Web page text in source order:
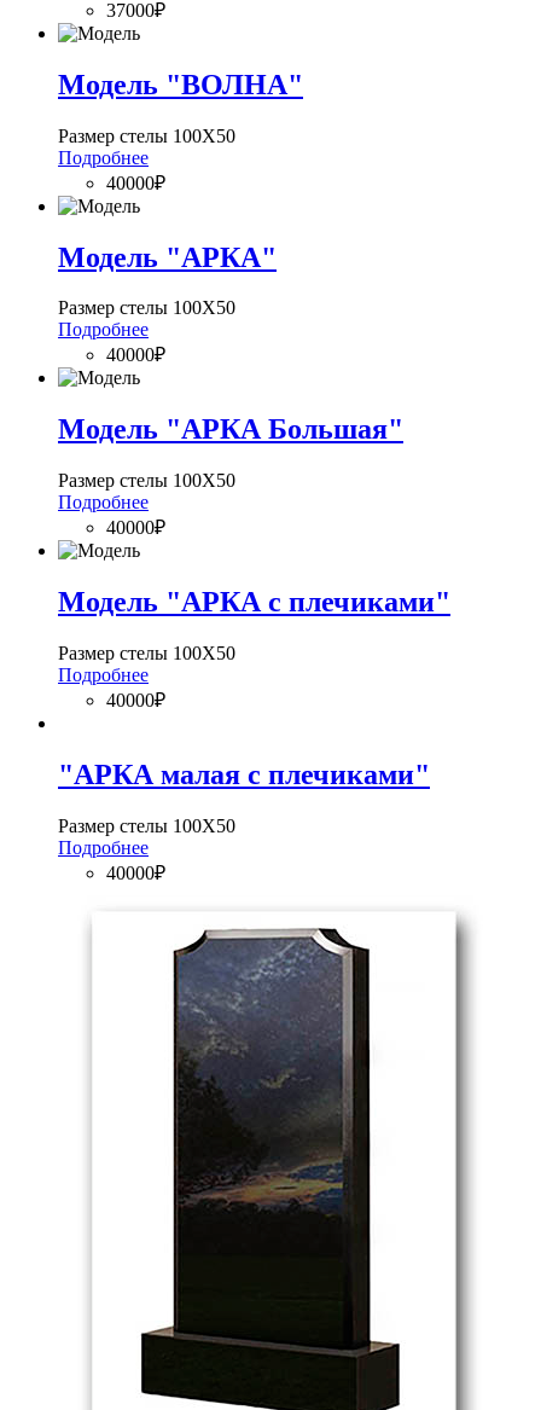
37000₽
Модель "ВОЛНА"
Размер стелы 100Х50
Подробнее
40000₽
Модель "АРКА"
Размер стелы 100Х50
Подробнее
40000₽
Модель "АРКА Большая"
Размер стелы 100Х50
Подробнее
40000₽
Модель "АРКА с плечиками"
Размер стелы 100Х50
Подробнее
40000₽
"АРКА малая с плечиками"
Размер стелы 100Х50
Подробнее
40000₽